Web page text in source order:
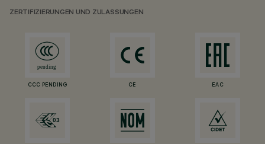
ZERTIFIZIERUNGEN UND ZULASSUNGEN
CCC PENDING CE EAC